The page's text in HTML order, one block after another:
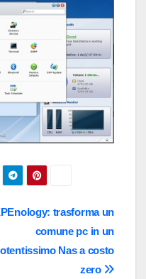
trasforma un
comune pc in un
Nas a costo
zero